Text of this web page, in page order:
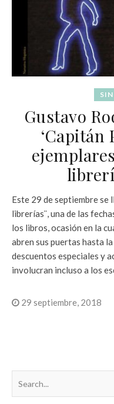
Gustavo
‘Capitán
Este 29 de septiembre se
librerías¨, una de las
los libros, ocasión en la
abren sus puertas hasta
descuentos especiales y
involucran incluso a los
29 septiembre, 2018